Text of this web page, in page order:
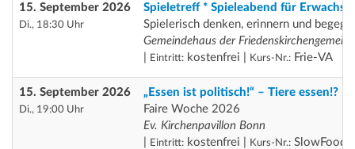
15. September 2026
Di., 18:30 Uhr
Spieletreff * Spieleabend für
Spielerisch denken, erinnern und
Gemeindehaus der
Eintritt: kostenfrei | Kurs-Nr.: Frie-VA
15. September 2026
Di., 19:00 Uhr
„Essen ist politisch!“ – Tiere essen!?
Faire Woche 2026
Ev. Kirchenpavillon Bonn
Eintritt: kostenfrei | Kurs-Nr.: SlowFood